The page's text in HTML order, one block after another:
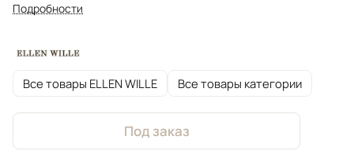
Подробности
Все товары ELLEN WILLE Все товары категории
Под заказ